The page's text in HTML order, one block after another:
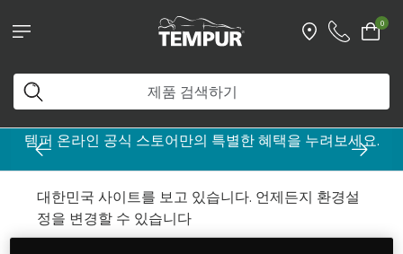
0
템퍼 온라인 공식 스토어만의 특별한 혜택을 누려보세요.
대한민국 사이트를 보고 있습니다. 언제든지 환경설
정을 변경할 수 있습니다B2B